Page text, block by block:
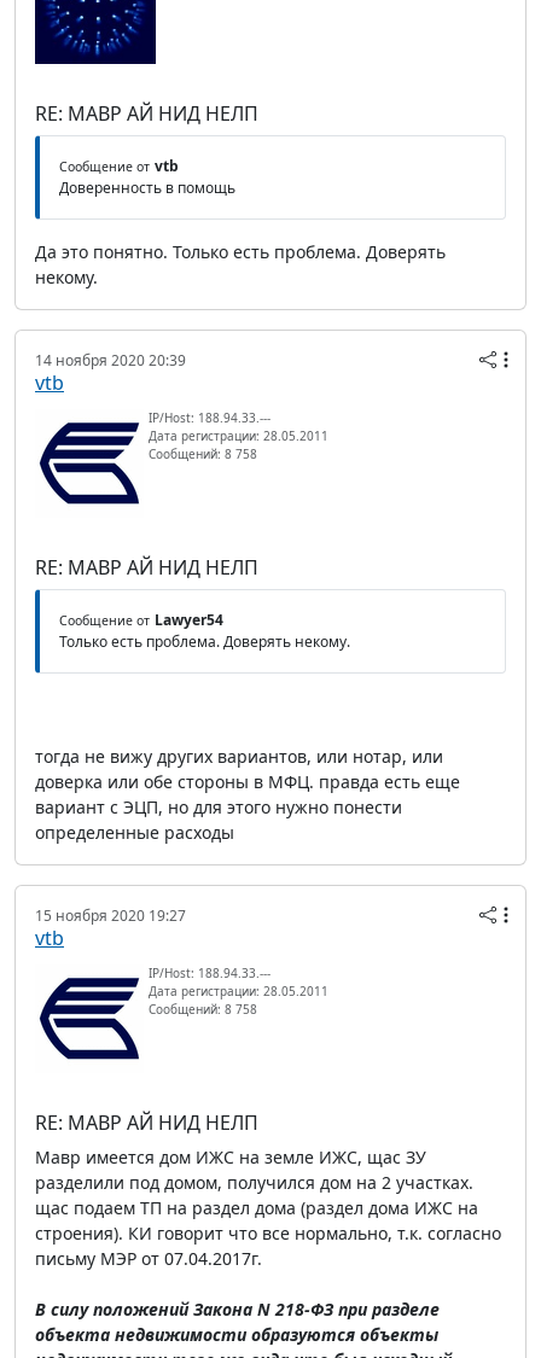
RE: МАВР АЙ НИД НЕЛП
Сообщение от vtb
Доверенность в помощь
Да это понятно. Только есть проблема. Доверять
некому.
14 ноября 2020 20:39
vtb
IP/Host: 188.94.33.---
Дата регистрации: 28.05.2011
Сообщений: 8 758
RE: МАВР АЙ НИД НЕЛП
Сообщение от Lawyer54
Только есть проблема. Доверять некому.
тогда не вижу других вариантов, или нотар, или
доверка или обе стороны в МФЦ. правда есть еще
вариант с ЭЦП, но для этого нужно понести
определенные расходы
15 ноября 2020 19:27
vtb
IP/Host: 188.94.33.---
Дата регистрации: 28.05.2011
Сообщений: 8 758
RE: МАВР АЙ НИД НЕЛП
Мавр имеется дом ИЖС на земле ИЖС, щас ЗУ
разделили под домом, получился дом на 2 участках.
щас подаем ТП на раздел дома (раздел дома ИЖС на
строения). КИ говорит что все нормально, т.к. согласно
письму МЭР от 07.04.2017г.
В силу положений Закона N 218-ФЗ при разделе
объекта недвижимости образуются объекты